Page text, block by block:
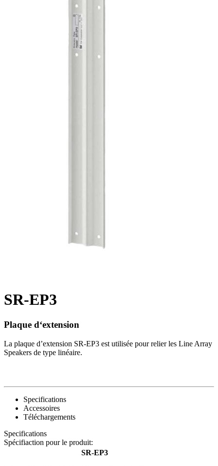
SR-EP3
Plaque d‘extension
La plaque d’extension SR-EP3 est utilisée pour relier les Line Array
Speakers de type linéaire.
Specifications
Accessoires
Téléchargements
Specifications
Spécifiaction pour le produit:
SR-EP3